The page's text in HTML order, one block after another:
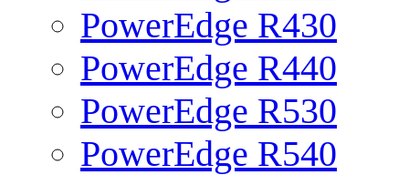
PowerEdge R430
PowerEdge R440
PowerEdge R530
PowerEdge R540